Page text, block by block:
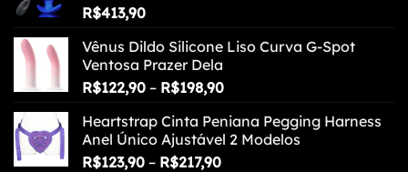
R$413,90
Vênus Dildo Silicone Liso Curva G-Spot
Ventosa Prazer Dela
R$122,90 – R$198,90Faixa
preço:
R$122,90
Heartstrap Cinta Peniana Pegging Harness
Anel Único Ajustável 2 Modelos
R$123,90 – R$217,90Faixa